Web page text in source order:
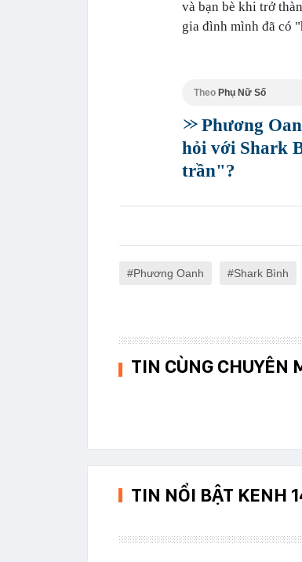
và bạn bè khi trở
gia đình mình đã có
Theo Phụ Nữ Số
Phương
hỏi với Shark
trần"?
Phương Oanh Shark Bình
TIN CÙNG CHUYÊN
TIN NỔI BẬT KENH